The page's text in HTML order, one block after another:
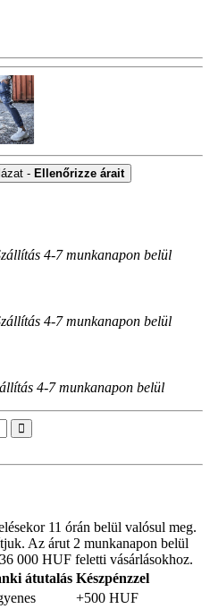
- Ellenőrizze árait
4-7 munkanapon belül
4-7 munkanapon belül
4-7 munkanapon belül
11 órán belül valósul meg.
Az árut 2 munkanapon belül
000 HUF feletti vásárlásokhoz.
átutalás Készpénzzel
+500 HUF